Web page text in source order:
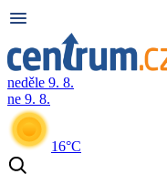
neděle 9. 8.
ne 9. 8.
16°C